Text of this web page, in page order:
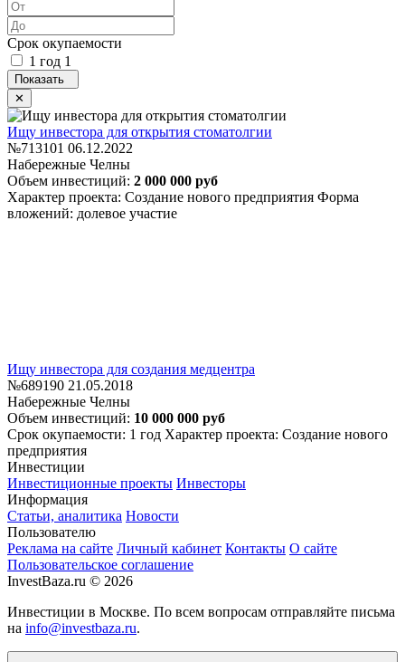
Срок окупаемости
1 год 1
Ищу инвестора для открытия стоматолгии
№713101 06.12.2022
Набережные Челны
Объем инвестиций: 2 000 000 руб
Характер проекта: Создание нового предприятия Форма
вложений: долевое участие
Ищу инвестора для создания медцентра
№689190 21.05.2018
Набережные Челны
Объем инвестиций: 10 000 000 руб
Срок окупаемости: 1 год Характер проекта: Создание нового
предприятия
Инвестиции
Инвестиционные проекты Инвесторы
Информация
Статьи, аналитика Новости
Пользователю
Реклама на сайте Личный кабинет Контакты О сайте
Пользовательское соглашение
InvestBaza.ru © 2026
Инвестиции в Москве. По всем вопросам отправляйте письма
на info@investbaza.ru.